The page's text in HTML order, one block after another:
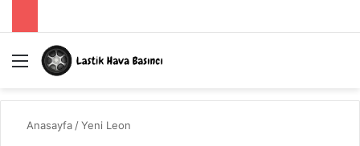
Menü
Anasayfa /Yeni Leon